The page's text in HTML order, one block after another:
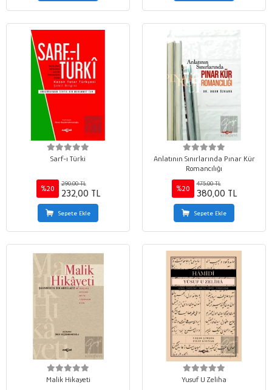
Sarf-ı Türki
%20
290,00 TL
232,00 TL
Sepete Ekle
Anlatının Sınırlarında Pınar Kür
Romancılığı
%20
475,00 TL
380,00 TL
Sepete Ekle
Malik Hikayeti Yusuf U Zeliha